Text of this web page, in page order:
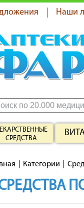
Наши
СРЕДСТВА
Категории